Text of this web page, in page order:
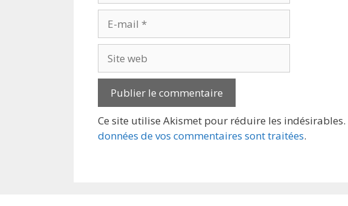
mail
web
Ce site utilise Akismet pour réduire les indésirables.
données de vos commentaires sont traitées.